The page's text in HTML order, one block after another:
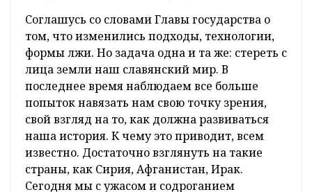
Соглашусь со словами Главы государства о
том, что изменились подходы, технологии,
формы лжи. Но задача одна и та же: стереть с
лица земли наш славянский мир. В
последнее время наблюдаем все больше
попыток навязать нам свою точку зрения,
свой взгляд на то, как должна развиваться
наша история. К чему это приводит, всем
известно. Достаточно взглянуть на такие
страны, как Сирия, Афганистан, Ирак.
Сегодня мы с ужасом и содроганием